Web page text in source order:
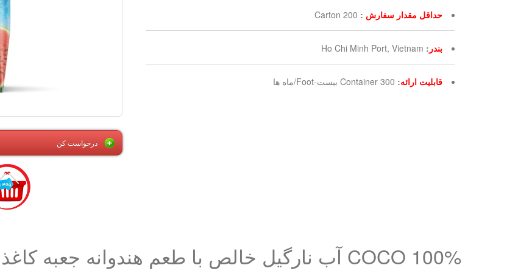
درخواست کن
حداقل مقدار سفارش :
200 Carton
بندر :
Ho Chi Minh Port, Vietnam
قابلیت ارائه: 300 Container بیست-Foot/ماه ها
COCO 100% آب نارگیل خالص با طعم هندوانه جعبه کاغذی 330ml